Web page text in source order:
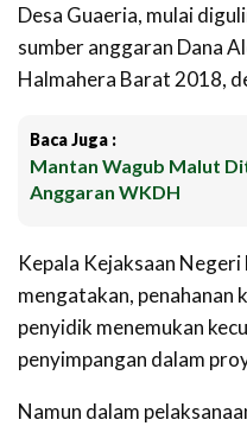
Desa Guaeria, mulai
sumber anggaran Dana
Halmahera Barat 2018,
Baca Juga :
Mantan Wagub Malut
Anggaran WKDH
Kepala Kejaksaan
mengatakan, penahanan
penyidik menemukan
penyimpangan dalam
Namun dalam